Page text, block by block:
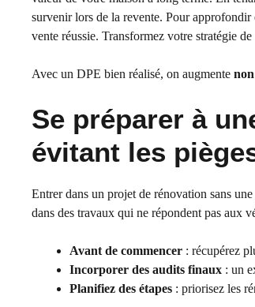
survenir lors de la revente. Pour
vente réussie. Transformez votre stratégie
Avec un DPE bien réalisé, on augmente
Se préparer à
évitant les
Entrer dans un projet de rénovation sans
dans des travaux qui ne répondent pas aux
Avant de commencer : récupérez
Incorporer des audits finaux : un
Planifiez des étapes : priorisez les